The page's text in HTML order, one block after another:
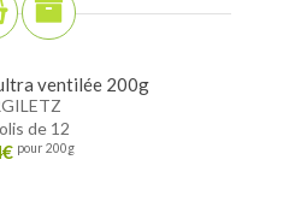
ventilée 200g
de 12
€ pour 200g